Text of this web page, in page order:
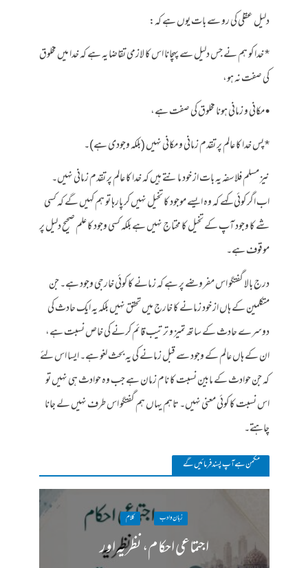
دلیل عقلی کی رو سے بات یوں ہے کہ:
* خدا کو ہم نے جس دلیل سے پہچانا اس کا لازمی تقاضا یہ ہے کہ خدا میں مخلوق
کی صفت نہ ہو،
• مکانی و زمانی ہونا مخلوق کی صفت ہے،
* پس خدا کا عالم پر تقدم زمانی و مکانی نہیں (بلکہ وجودی ہے)۔
نیز مسلم فلاسفہ یہ بات از خود مانتے ہیں کہ خدا کا عالم پر تقدم زمانی نہیں۔
اب اگر کوئی کہے کہ وہ ایسے موجود کا تخیل نہیں کر پارہا تو ہم کہیں گے کہ کسی
شے کا وجود آپ کے تخیل کا محتاج نہیں ہے بلکہ کسی وجود کا علم صحیح دلیل پر
موقوف ہے۔
درج بالا گفتگو اس مفروضے پر ہے کہ زمانے کا کوئی خارجی وجود ہے۔ جن
متکلمین کے ہاں از خود زمانے کا خارج میں تحقق نہیں بلکہ یہ ایک حادث کی
دوسرے حادث کے ساتھ تمیز و ترتیب قائم کرنے کی خاص نسبت ہے،
ان کے ہاں عالم کے وجود سے قبل زمانے کی یہ بحث لغو ہے۔ ایسا اس لئے
کہ جن حوادث کے مابین نسبت کا نام زمان ہے جب وہ حوادث ہی نہیں تو
اس نسبت کا کوئی معنی نہیں۔ تاہم یہاں ہم گفتگو اس طرف نہیں لے جانا
چاہتے۔
مکمن ہےآپ پسند فرمائیں گے
زبان وادب کلام
اجتماعی احکام، نظریہ اور